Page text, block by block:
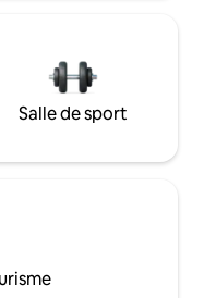
Salle de sport